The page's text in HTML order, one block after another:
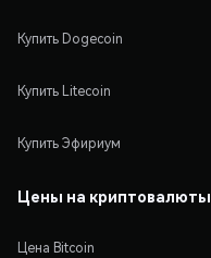
Купить Dogecoin
Купить Litecoin
Купить Эфириум
Цены на криптовалюты
Цена Bitcoin